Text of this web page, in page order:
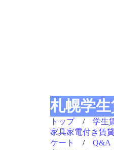
札幌学
トップ/ 学生
家具家電付き賃
ケート
/ Q&A